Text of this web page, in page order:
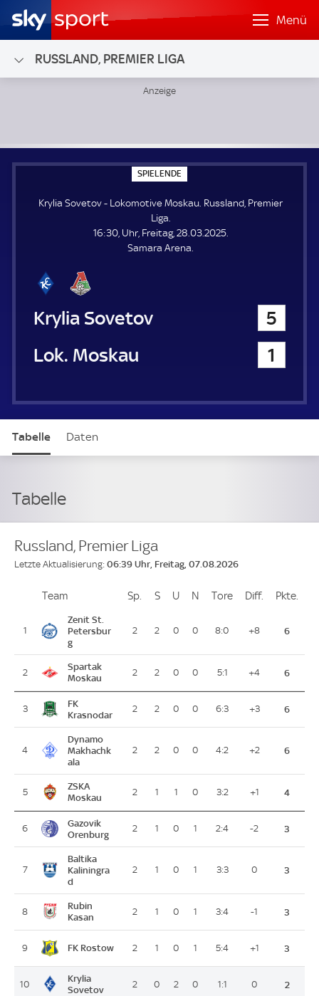
Menü
RUSSLAND, PREMIER LIGA
SPIELENDE
P
E
N
E
Krylia Sovetov - Lokomotive Moskau. Russland, Premier
Liga.
16:30, Uhr, Freitag, 28.03.2025.
Samara Arena.
Krylia Sovetov
5
Lokomotive Moskau
1
Tabelle Daten
Tabelle
Russland, Premier Liga
Letzte Aktualisierung: 06:39 Uhr, Freitag, 07.08.2026
PlatzTeam Sp. Spiele
SSiege
U Unentschieden
N Niederlagen
Tore ToreDiff. Differenz
Pkte.
1
Zenit St.
Petersbur
g
2 2 0 0 8:0 +8 6
2
Spartak
Moskau
2 2 0 0 5:1 +4 6
3
FK
Krasnodar
2 2 0 0 6:3 +3 6
4
Dynamo
Makhachk
ala
2 2 0 0 4:2 +2 6
5
ZSKA
Moskau
2 1 1 0 3:2 +1 4
6
Gazovik
Orenburg
2 1 0 1 2:4 -2 3
7
Baltika
Kaliningra
d
2 1 0 1 3:3 0 3
8
Rubin
Kasan
2 1 0 1 3:4 -1 3
9 FK Rostow 2 1 0 1 5:4 +1 3
10
Krylia
Sovetov
2 0 2 0 1:1 0 2